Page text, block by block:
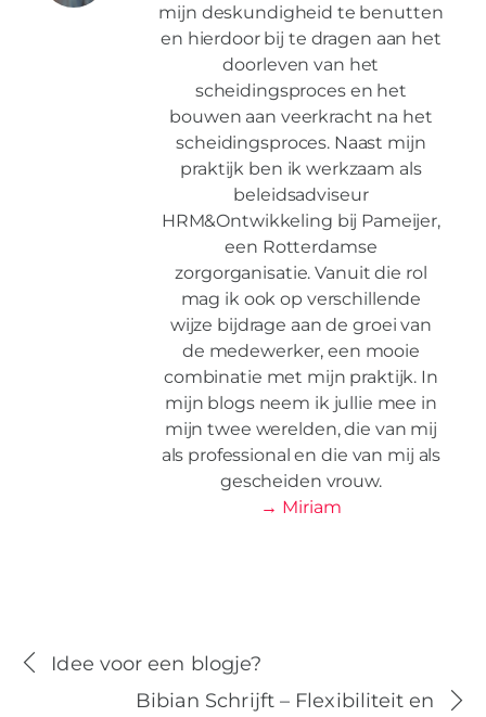
mijn deskundigheid te benutten
en hierdoor bij te dragen aan het
doorleven van het
scheidingsproces en het
bouwen aan veerkracht na het
scheidingsproces. Naast mijn
praktijk ben ik werkzaam als
beleidsadviseur
HRM&Ontwikkeling bij Pameijer,
een Rotterdamse
zorgorganisatie. Vanuit die rol
mag ik ook op verschillende
wijze bijdrage aan de groei van
de medewerker, een mooie
combinatie met mijn praktijk. In
mijn blogs neem ik jullie mee in
mijn twee werelden, die van mij
als professional en die van mij als
gescheiden vrouw.
→ Miriam
Idee voor een blogje?
Bibian Schrijft – Flexibiliteit en